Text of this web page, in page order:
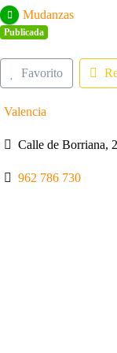
Mudanzas
Publicada
Favorito
Valencia
Calle de Borriana,
962 786 730